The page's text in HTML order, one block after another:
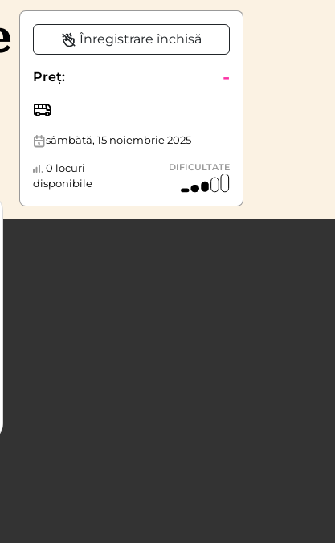
Înregistrare închisă
Preț: -
sâmbătă, 15 noiembrie 2025
0 locuri
disponibile
DIFICULTATE